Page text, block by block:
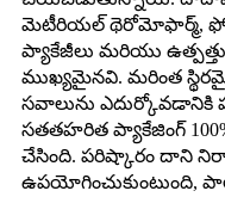
మెటీరియల్ థెరోమోఫార్మ్,
ప్యాకేజీలు మరియు
ముఖ్యమైనవి. మరింత
సవాలును
సతతహరిత ప్యాకేజింగ్
చేసింది. పరిష్కారం దాని
ఉపయోగించుకుంటుంది,